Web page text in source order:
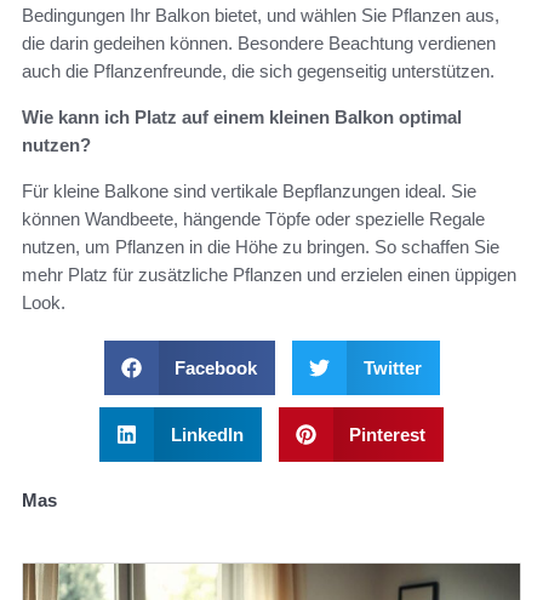
Bedingungen Ihr Balkon bietet, und wählen Sie Pflanzen aus,
die darin gedeihen können. Besondere Beachtung verdienen
auch die Pflanzenfreunde, die sich gegenseitig unterstützen.
Wie kann ich Platz auf einem kleinen Balkon optimal
nutzen?
Für kleine Balkone sind vertikale Bepflanzungen ideal. Sie
können Wandbeete, hängende Töpfe oder spezielle Regale
nutzen, um Pflanzen in die Höhe zu bringen. So schaffen Sie
mehr Platz für zusätzliche Pflanzen und erzielen einen üppigen
Look.
Facebook Twitter
LinkedIn Pinterest
Mas